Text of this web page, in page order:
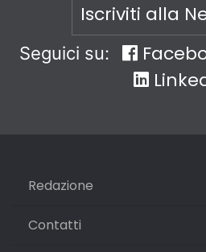
Iscriviti alla
Seguici su:
Redazione
Contatti